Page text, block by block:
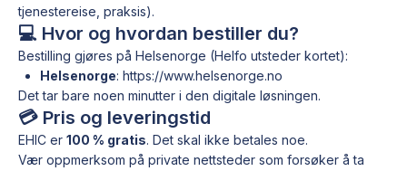
tjenestereise, praksis).
💻 Hvor og hvordan bestiller du?
Bestilling gjøres på Helsenorge (Helfo utsteder kortet):
Helsenorge: https://www.helsenorge.no
Det tar bare noen minutter i den digitale løsningen.
💳 Pris og leveringstid
EHIC er 100 % gratis. Det skal ikke betales noe.
Vær oppmerksom på private nettsteder som forsøker å ta